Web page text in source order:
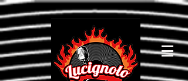
[google5752d089b3584a1d.html]